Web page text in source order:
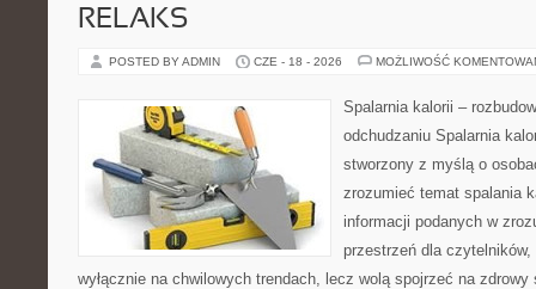
RELAKS
POSTED BY ADMIN CZE - 18 - 2026 MOŻLIWOŚĆ
Spalarnia kalorii –
odchudzaniu Spalarnia
stworzony z myślą o
zrozumieć temat spalania
informacji podanych w
przestrzeń dla
wyłącznie na chwilowych trendach, lecz wolą spojrzeć na